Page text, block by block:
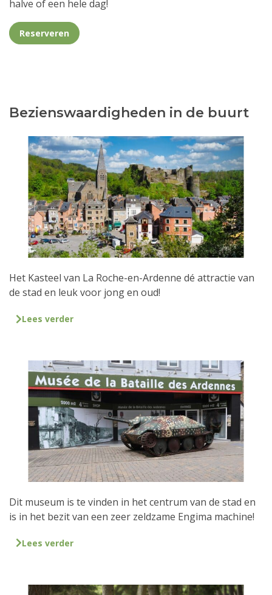
halve of een hele dag!
Reserveren
Bezienswaardigheden in de buurt
Het Kasteel van La Roche-en-Ardenne dé attractie van
de stad en leuk voor jong en oud!
Lees verder
Dit museum is te vinden in het centrum van de stad en
is in het bezit van een zeer zeldzame Engima machine!
Lees verder